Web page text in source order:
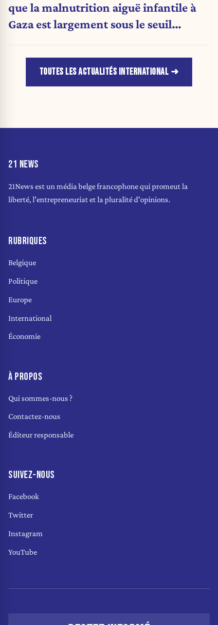
que la malnutrition aiguë infantile à
Gaza est largement sous le seuil
TOUTES LES ACTUALITÉS INTERNATIONAL
21 NEWS
21News est un média belge francophone qui promeut la
liberté, l'entrepreneuriat et la pluralité d'opinions.
RUBRIQUES
Belgique
Politique
Europe
International
Économie
À PROPOS
Qui sommes-nous ?
Contactez-nous
Éditeur responsable
SUIVEZ-NOUS
Facebook
Twitter
Instagram
YouTube